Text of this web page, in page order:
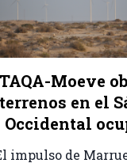
TAQA-Moeve
terrenos en el
Occidental
impulso de